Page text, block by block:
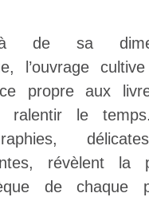
de sa
l’ouvrage
propre aux
ralentir le
révèlent la
de chaque